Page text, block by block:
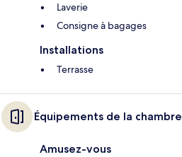
Laverie
Consigne à bagages
Installations
Terrasse
Équipements de la chambre
Amusez-vous